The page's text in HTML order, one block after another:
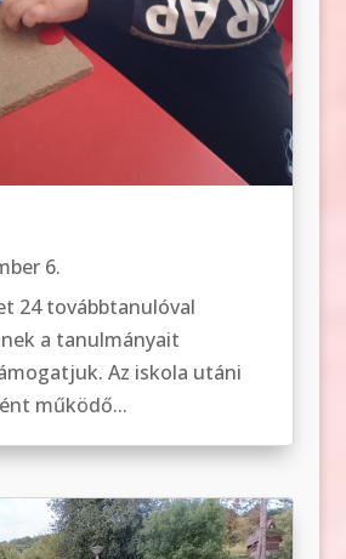
6.
24 továbbtanulóval
a tanulmányait
Az iskola utáni
működő...